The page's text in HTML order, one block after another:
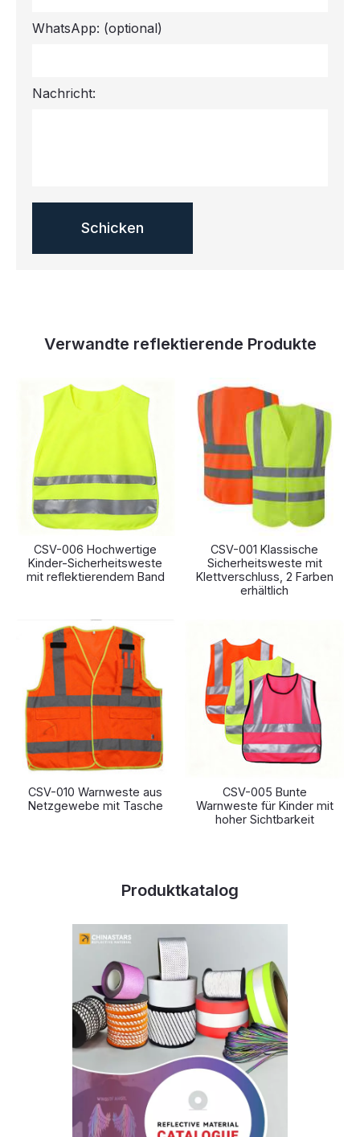
WhatsApp: (optional)
Nachricht:
Verwandte reflektierende Produkte
CSV-006 Hochwertige
Kinder-Sicherheitsweste
mit reflektierendem Band
CSV-001 Klassische
Sicherheitsweste mit
Klettverschluss, 2 Farben
erhältlich
CSV-010 Warnweste aus
Netzgewebe mit Tasche
CSV-005 Bunte
Warnweste für Kinder mit
hoher Sichtbarkeit
Produktkatalog